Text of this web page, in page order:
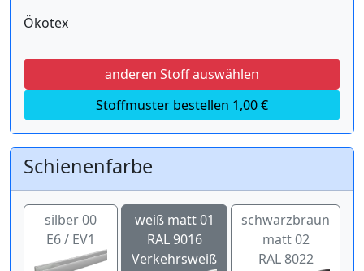
Ökotex
anderen Stoff auswählen
Stoffmuster bestellen 1,00 €
Schienenfarbe
silber 00
E6 / EV1
weiß matt 01
RAL 9016
Verkehrsweiß
schwarzbraun
matt 02
RAL 8022